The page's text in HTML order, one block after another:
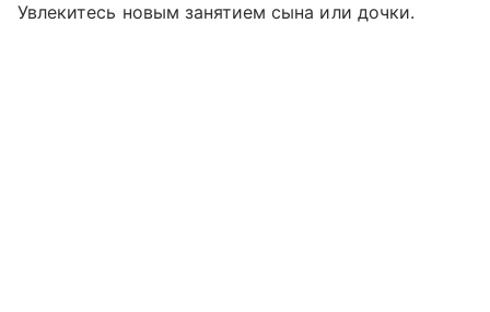
Увлекитесь новым занятием сына или дочки.